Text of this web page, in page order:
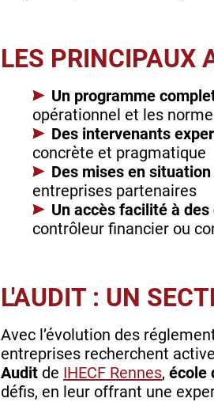
LES PRINCIPAUX
Un programme
opérationnel et les
Des intervenants
concrète et pragmatique
Des mises en
entreprises partenaires
Un accès facilité à
contrôleur financier ou
L'AUDIT : UN
Avec l’évolution des
entreprises recherchent
Audit de IHECF Rennes, école
défis, en leur offrant une